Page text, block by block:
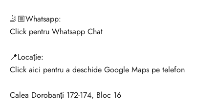
🤳🏼Whatsapp:
Click pentru Whatsapp Chat
📍Locație:
Click aici pentru a deschide Google Maps pe telefon
Calea Dorobanți 172-174, Bloc 16